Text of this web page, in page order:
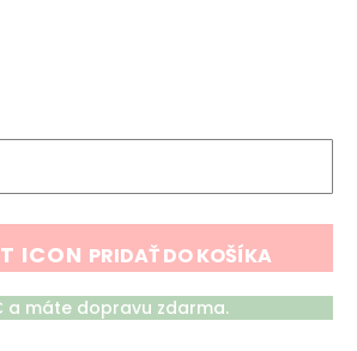
PRIDAŤ DO KOŠÍKA
a máte dopravu zdarma.